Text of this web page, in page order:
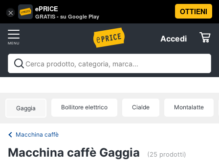
× ePRICE
GRATIS - su Google Play
OTTIENI
Accedi
Accedi
Registrati
Offerte
Vai
al
Elettrodomestici
Frigoriferi
Cantinetta
Frigoriferi
a
stiroElettrodomestici in Cucina
Piccoli
industriali Elettrodomestici in offerta
Gaggia Bollitore elettrico Cialde Montalatte
Macchina caffè
Macchina caffè Gaggia (25 prodotti)